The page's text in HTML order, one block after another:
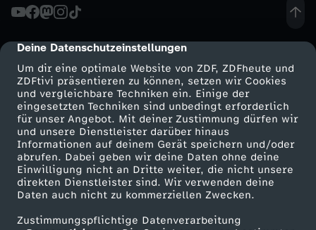
cmp-dialog-description
Deine Datenschutzeinstellungen
Um dir eine optimale Website von ZDF, ZDFheute und
ZDFtivi präsentieren zu können, setzen wir Cookies
und vergleichbare Techniken ein. Einige der
eingesetzten Techniken sind unbedingt erforderlich
für unser Angebot. Mit deiner Zustimmung dürfen wir
und unsere Dienstleister darüber hinaus
Informationen auf deinem Gerät speichern und/oder
abrufen. Dabei geben wir deine Daten ohne deine
Einwilligung nicht an Dritte weiter, die nicht unsere
direkten Dienstleister sind. Wir verwenden deine
Daten auch nicht zu kommerziellen Zwecken.
Zustimmungspflichtige Datenverarbeitung
n
t
n
e
r
:
"
Mehr ZDF
ZDF-Apps
Smart TV
ZDFtext
Livestreams
Service
ZDFmitreden
Kontakt zum ZDF
Tickets
Zuschauerservice